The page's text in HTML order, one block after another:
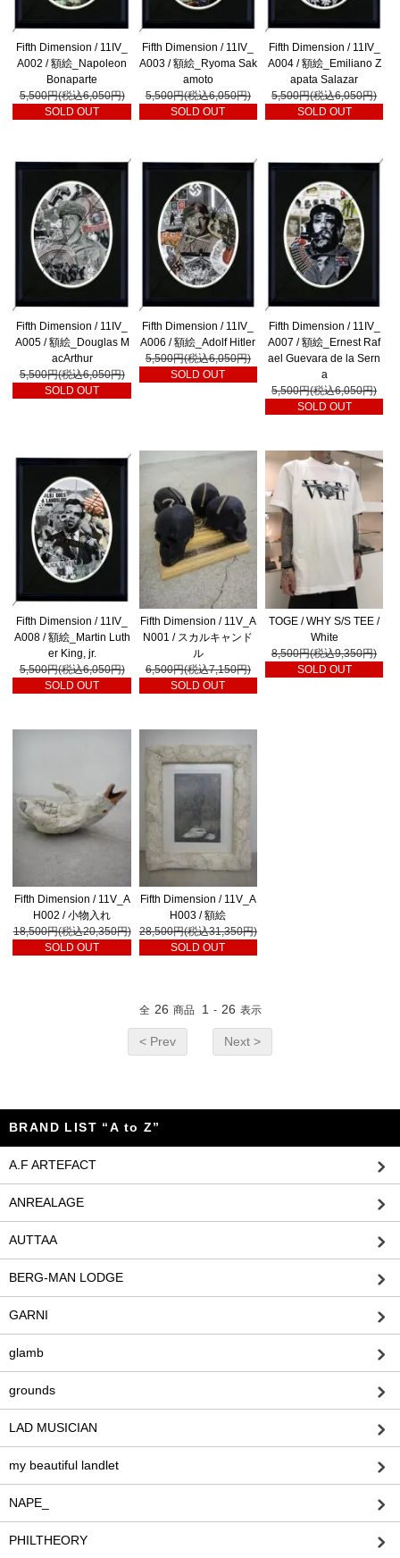
Fifth Dimension / 11IV_
A002 / 額絵_Napoleon
Bonaparte
5,500円(税込6,050円)
SOLD OUT
Fifth Dimension / 11IV_
A003 / 額絵_Ryoma Sak
amoto
5,500円(税込6,050円)
SOLD OUT
Fifth Dimension / 11IV_
A004 / 額絵_Emiliano Z
apata Salazar
5,500円(税込6,050円)
SOLD OUT
Fifth Dimension / 11IV_
A005 / 額絵_Douglas M
acArthur
5,500円(税込6,050円)
SOLD OUT
Fifth Dimension / 11IV_
A006 / 額絵_Adolf Hitler
5,500円(税込6,050円)
SOLD OUT
Fifth Dimension / 11IV_
A007 / 額絵_Ernest Raf
ael Guevara de la Sern
a
5,500円(税込6,050円)
SOLD OUT
Fifth Dimension / 11IV_
A008 / 額絵_Martin Luth
er King, jr.
5,500円(税込6,050円)
SOLD OUT
Fifth Dimension / 11V_A
N001 / スカルキャンド
ル
6,500円(税込7,150円)
SOLD OUT
TOGE / WHY S/S TEE /
White
8,500円(税込9,350円)
SOLD OUT
Fifth Dimension / 11V_A
H002 / 小物入れ
18,500円(税込20,350円)
SOLD OUT
Fifth Dimension / 11V_A
H003 / 額絵
28,500円(税込31,350円)
SOLD OUT
全 26 商品 1 - 26 表示
< Prev Next >
BRAND LIST “A to Z”
A.F ARTEFACT
ANREALAGE
AUTTAA
BERG-MAN LODGE
GARNI
glamb
grounds
LAD MUSICIAN
my beautiful landlet
NAPE_
PHILTHEORY